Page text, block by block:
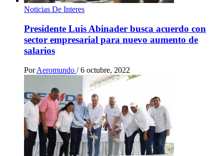
Noticias De Interes
Presidente Luis Abinader busca acuerdo con
sector empresarial para nuevo aumento de
salarios
Por Aeromundo / 6 octubre, 2022